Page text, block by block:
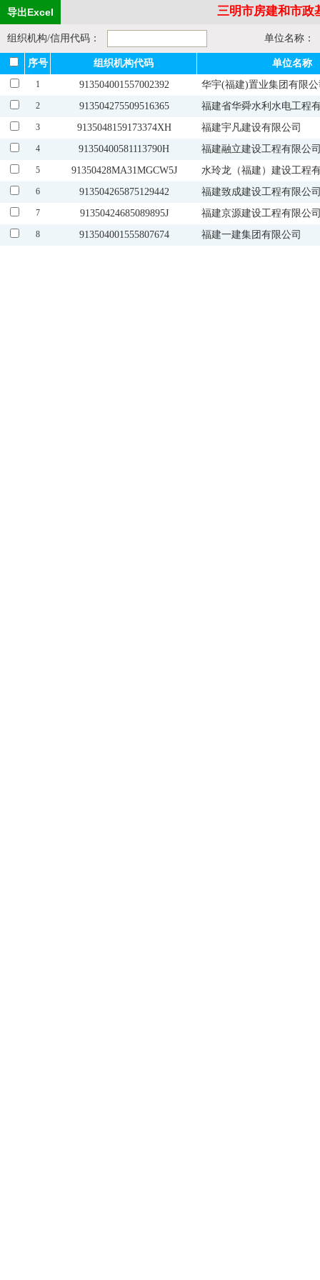
三明市房建和市政
组织机构/信用代码： 单位名称：
序号 组织机构代码 单位名称
1 913504001557002392 华宇(福建)置业集团有限
2 913504275509516365 福建省华舜水利水电工程
3 9135048159173374XH 福建宇凡建设有限公司
4 91350400581113790H 福建融立建设工程有限公
5 91350428MA31MGCW5J 水玲龙（福建）建设工程
6 913504265875129442 福建致成建设工程有限公
7 91350424685089895J 福建京源建设工程有限公
8 913504001555807674 福建一建集团有限公司